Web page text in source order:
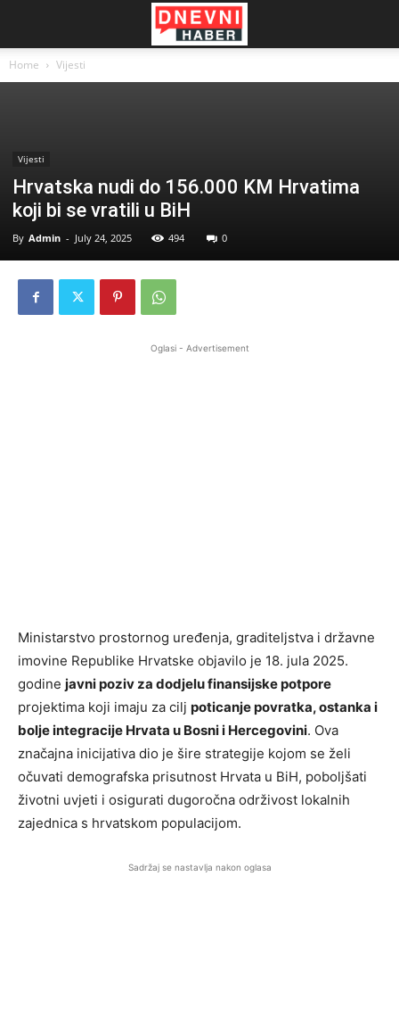
Home Vijesti
Vijesti
Hrvatska nudi do 156.000 KM Hrvatima
koji bi se vratili u BiH
By Admin - July 24, 2025 494 0
Oglasi - Advertisement
Ministarstvo prostornog uređenja, graditeljstva i državne
imovine Republike Hrvatske objavilo je 18. jula 2025.
godine javni poziv za dodjelu finansijske potpore
projektima koji imaju za cilj poticanje povratka, ostanka i
bolje integracije Hrvata u Bosni i Hercegovini. Ova
značajna inicijativa dio je šire strategije kojom se želi
očuvati demografska prisutnost Hrvata u BiH, poboljšati
životni uvjeti i osigurati dugoročna održivost lokalnih
zajednica s hrvatskom populacijom.
Sadržaj se nastavlja nakon oglasa